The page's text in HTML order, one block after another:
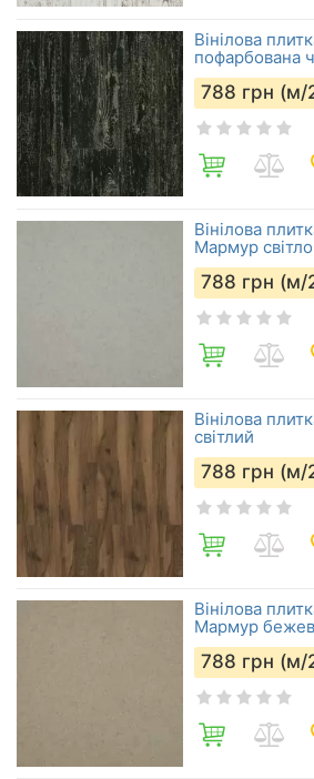
Вінілова
пофарбована
788 грн (м/
Вінілова
Мармур
788 грн (м/
Вінілова
світлий
788 грн (м/
Вінілова
Мармур
788 грн (м/